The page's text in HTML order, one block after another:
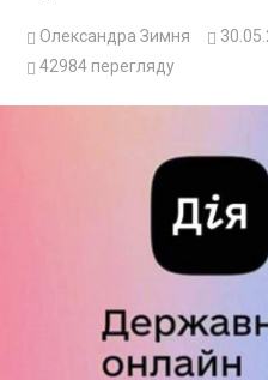
Олександра Зимня
42984 перегляду